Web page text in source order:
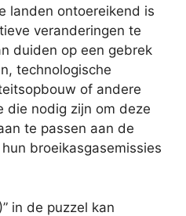
landen ontoereikend is
veranderingen te
duiden op een gebrek
technologische
of andere
die nodig zijn om deze
te passen aan de
broeikasgasemissies
in de puzzel kan